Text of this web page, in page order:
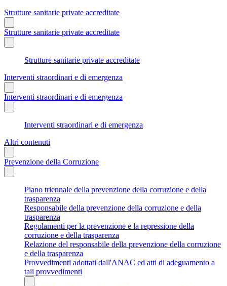
Strutture sanitarie private accreditate
Strutture sanitarie private accreditate
Strutture sanitarie private accreditate
Interventi straordinari e di emergenza
Interventi straordinari e di emergenza
Interventi straordinari e di emergenza
Altri contenuti
Prevenzione della Corruzione
Piano triennale della prevenzione della corruzione e della
trasparenza
Responsabile della prevenzione della corruzione e della
trasparenza
Regolamenti per la prevenzione e la repressione della
corruzione e della trasparenza
Relazione del responsabile della prevenzione della corruzione
e della trasparenza
Provvedimenti adottati dall'ANAC ed atti di adeguamento a
tali provvedimenti